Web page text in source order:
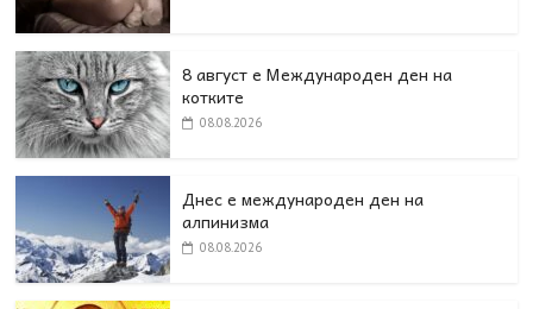
8 август е Международен ден на
котките
08.08.2026
Днес е международен ден на
алпинизма
08.08.2026